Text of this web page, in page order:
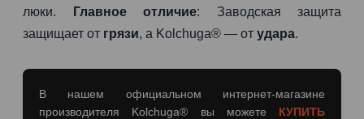
люки.
Главное отличие: Заводская защита
защищает от грязи, а Kolchuga® — от удара.
В нашем официальном интернет-магазине
производителя Kolchuga® вы можете КУПИТЬ